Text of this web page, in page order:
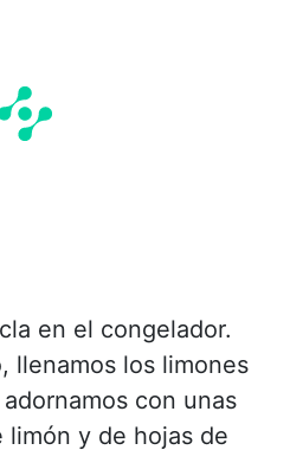
en el congelador.
llenamos los limones
con unas
y de hojas de